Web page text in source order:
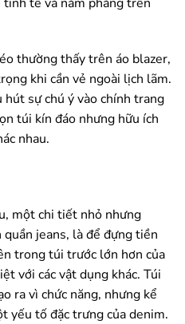
thường thấy trên áo blazer,
khi cần vẻ ngoài lịch lãm.
sự chú ý vào chính trang
túi kín đáo nhưng hữu ích
nhau.
một chi tiết nhỏ nhưng
jeans, là để đựng tiền
trong túi trước lớn hơn của
với các vật dụng khác. Túi
ra vì chức năng, nhưng kể
yếu tố đặc trưng của denim.